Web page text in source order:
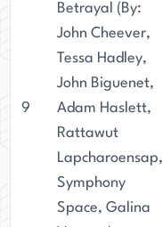
9
Betrayal (By:
John Cheever,
Tessa Hadley,
John Biguenet,
Adam Haslett,
Rattawut
Lapcharoensap,
Symphony
Space, Galina